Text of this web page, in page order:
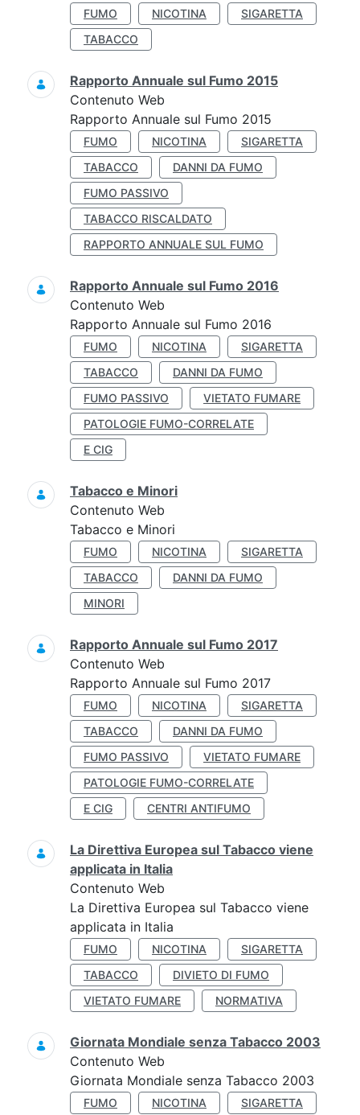
FUMO NICOTINA
SIGARETTA
TABACCO
Rapporto Annuale sul Fumo 2015
Contenuto Web
Rapporto Annuale sul Fumo 2015
FUMO NICOTINA
SIGARETTA
TABACCO
DANNI DA FUMO
FUMO PASSIVO
TABACCO RISCALDATO
RAPPORTO ANNUALE SUL FUMO
Rapporto Annuale sul Fumo 2016
Contenuto Web
Rapporto Annuale sul Fumo 2016
FUMO NICOTINA
SIGARETTA
TABACCO
DANNI DA FUMO
FUMO PASSIVO
VIETATO FUMARE
PATOLOGIE FUMO-CORRELATE
E CIG
Tabacco e Minori
Contenuto Web
Tabacco e Minori
FUMO NICOTINA
SIGARETTA
TABACCO
DANNI DA FUMO
MINORI
Rapporto Annuale sul Fumo 2017
Contenuto Web
Rapporto Annuale sul Fumo 2017
FUMO NICOTINA
SIGARETTA
TABACCO
DANNI DA FUMO
FUMO PASSIVO
VIETATO FUMARE
PATOLOGIE FUMO-CORRELATE
E CIG
CENTRI ANTIFUMO
La Direttiva Europea sul Tabacco viene
applicata in Italia
Contenuto Web
La Direttiva Europea sul Tabacco viene
applicata in Italia
FUMO NICOTINA
SIGARETTA
TABACCO
DIVIETO DI FUMO
VIETATO FUMARE
NORMATIVA
Giornata Mondiale senza Tabacco 2003
Contenuto Web
Giornata Mondiale senza Tabacco 2003
FUMO NICOTINA SIGARETTA